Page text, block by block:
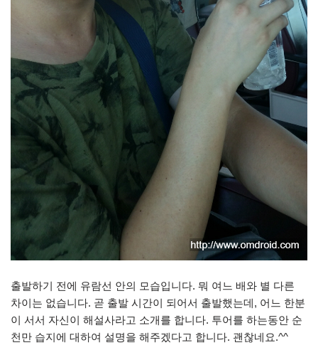
출발하기 전에 유람선 안의 모습입니다. 뭐 여느 배와 별 다른
차이는 없습니다. 곧 출발 시간이 되어서 출발했는데, 어느 한분
이 서서 자신이 해설사라고 소개를 합니다. 투어를 하는동안 순
천만 습지에 대하여 설명을 해주겠다고 합니다. 괜찮네요.^^